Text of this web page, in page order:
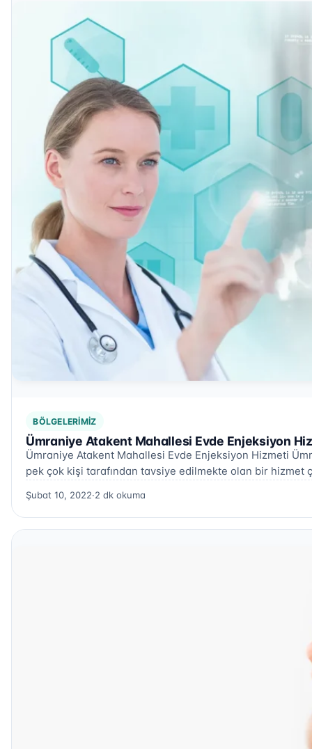
BÖLGELERIMIZ
Ümraniye Atakent Mahallesi Evde Enjeksiyon
Ümraniye Atakent Mahallesi Evde Enjeksiyon Hizmeti
pek çok kişi tarafından tavsiye edilmekte olan bir hizmet
Şubat 10, 2022·2 dk okuma